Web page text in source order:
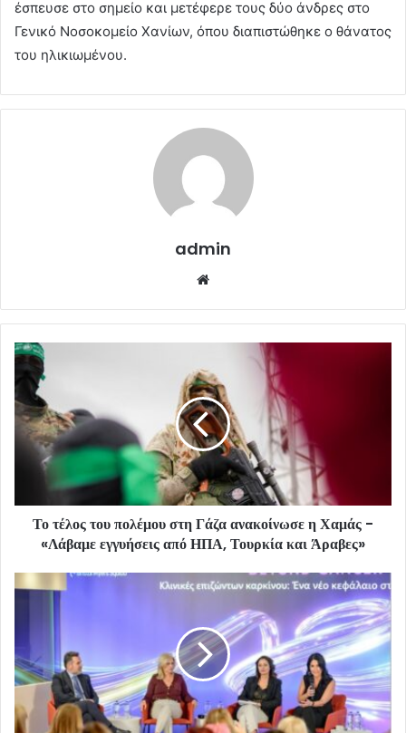
έσπευσε στο σημείο και μετέφερε τους δύο άνδρες στο
Γενικό Νοσοκομείο Χανίων, όπου διαπιστώθηκε ο θάνατος
του ηλικιωμένου.
admin
Το τέλος του πολέμου στη Γάζα ανακοίνωσε η Χαμάς -
«Λάβαμε εγγυήσεις από ΗΠΑ, Τουρκία και Άραβες»